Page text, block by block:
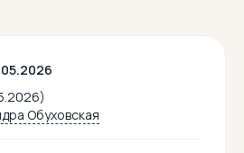
Обуховская